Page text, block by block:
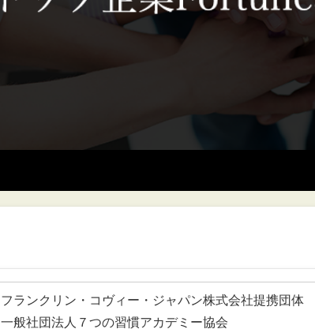
フランクリン・コヴィー・ジャパン株式会社提携団体
一般社団法人７つの習慣アカデミー協会